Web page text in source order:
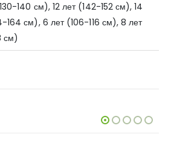
140 см), 12 лет (142-152 см), 14
164 см), 6 лет (106-116 см), 8 лет
см)